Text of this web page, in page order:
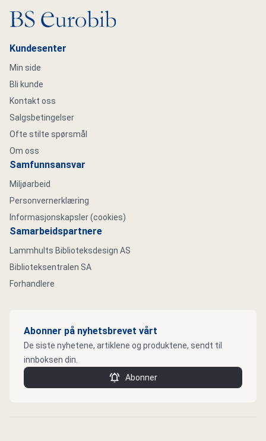
Gå til hovedsiden
Kundesenter
Min side
Bli kunde
Kontakt oss
Salgsbetingelser
Ofte stilte spørsmål
Om oss
Samfunnsansvar
Miljøarbeid
Personvernerklæring
Informasjonskapsler (cookies)
Samarbeidspartnere
Lammhults Biblioteksdesign AS
Biblioteksentralen SA
Forhandlere
Abonner på nyhetsbrevet vårt
De siste nyhetene, artiklene og produktene, sendt til
innboksen din.
Abonner